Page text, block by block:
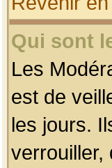
Qui sont
Les
est de
les jours.
verrouiller,